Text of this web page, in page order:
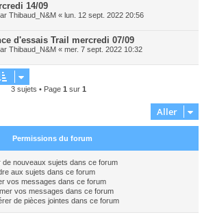
14/09
Thibaud_N&M « lun. 12 sept. 2022 20:56
d'essais Trail mercredi 07/09
Thibaud_N&M « mer. 7 sept. 2022 10:32
3 sujets • Page 1 sur 1
Aller
Permissions du forum
de nouveaux sujets dans ce forum
aux sujets dans ce forum
vos messages dans ce forum
vos messages dans ce forum
de pièces jointes dans ce forum